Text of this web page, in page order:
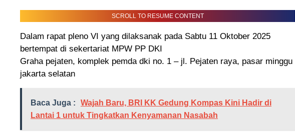
SCROLL TO RESUME CONTENT
Dalam rapat pleno VI yang dilaksanak pada Sabtu 11 Oktober 2025
bertempat di sekertariat MPW PP DKI
Graha pejaten, komplek pemda dki no. 1 – jl. Pejaten raya, pasar minggu
jakarta selatan
Baca Juga :
Wajah Baru, BRI KK Gedung Kompas Kini Hadir di
Lantai 1 untuk Tingkatkan Kenyamanan Nasabah